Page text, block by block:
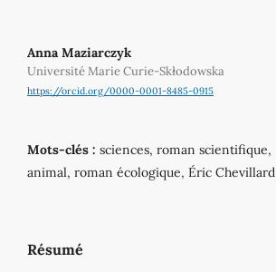
Anna Maziarczyk
Université Marie Curie-Skłodowska
https://orcid.org/0000-0001-8485-0915
Mots-clés : sciences, roman scientifique,
animal, roman écologique, Éric Chevillard
Résumé